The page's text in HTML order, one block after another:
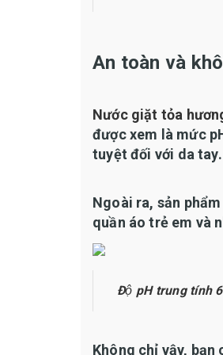
An toàn và
Nước giặt tỏa
được xem là mức
tuyệt đối với da tay.
Ngoài ra, sản
quần áo trẻ em và
Độ pH trung tính
Không chỉ vậy,